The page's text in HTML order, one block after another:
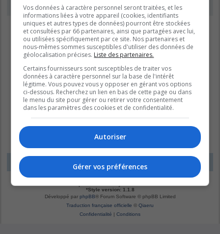
LE DOMAINE BLEU UTC-04:00
*Original byChristian 2.0
*Style version: 1.1.8
Développé par phpBB® Forum Software © phpBB Limited
Traduction française officielle © Qiaeru
Confidentialité | Conditions
Vos données à caractère personnel seront traitées, et les
informations liées à votre appareil (cookies, identifiants
uniques et autres types de données) pourront être stockées
et consultées par 66 partenaires, ainsi que partagées avec lui,
ou utilisées spécifiquement par ce site. Nos partenaires et
nous-mêmes sommes susceptibles d'utiliser des données de
géolocalisation précises. Liste des partenaires.
Certains fournisseurs sont susceptibles de traiter vos
données à caractère personnel sur la base de l'intérêt
légitime. Vous pouvez vous y opposer en gérant vos options
ci-dessous. Recherchez un lien en bas de cette page ou dans
le menu du site pour gérer ou retirer votre consentement
dans les paramètres des cookies et de confidentialité.
Autoriser
Gérer vos préférences